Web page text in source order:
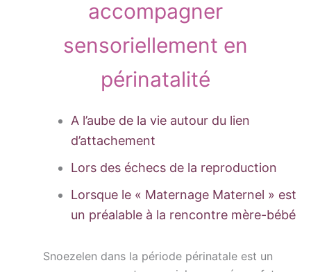
accompagner
sensoriellement en
périnatalité
A l’aube de la vie autour du lien
d’attachement
Lors des échecs de la reproduction
Lorsque le « Maternage Maternel » est
un préalable à la rencontre mère-bébé
Snoezelen dans la période périnatale est un